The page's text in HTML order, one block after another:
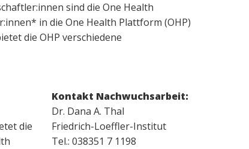
sind die One Health
in die One Health Plattform (OHP)
die OHP verschiedene
die
Kontakt Nachwuchsarbeit:
Dr. Dana A. Thal
Friedrich-Loeffler-Institut
Tel.: 038351 7 1198